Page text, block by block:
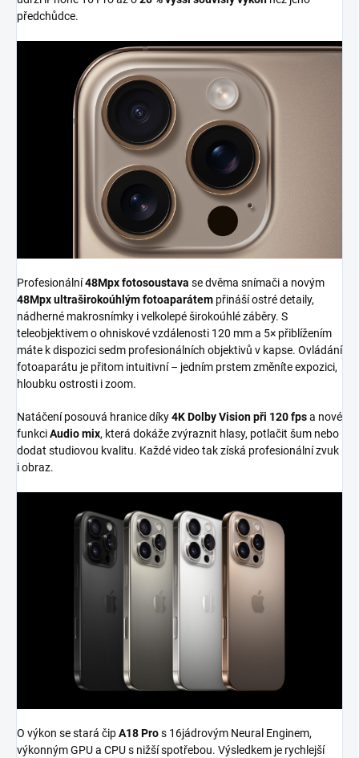
předchůdce.
Profesionální48Mpx fotosoustava se dvěma snímači a novým
48Mpx ultraširokoúhlým fotoaparátem přináší ostré detaily,
nádherné makrosnímky i velkolepé širokoúhlé záběry. S
teleobjektivem o ohniskové vzdálenosti 120 mm a 5× přiblížením
máte k dispozici sedm profesionálních objektivů v kapse. Ovládání
fotoaparátu je přitom intuitivní – jedním prstem změníte expozici,
hloubku ostrosti i zoom.
Natáčení posouvá hranice díky4K Dolby Vision při 120 fpsa nové
funkciAudio mix, která dokáže zvýraznit hlasy, potlačit šum nebo
dodat studiovou kvalitu. Každé video tak získá profesionální zvuk
i obraz.
O výkon se stará čipA18 Pros 16jádrovým Neural Enginem,
výkonným GPU a CPU s nižší spotřebou. Výsledkem je rychlejší